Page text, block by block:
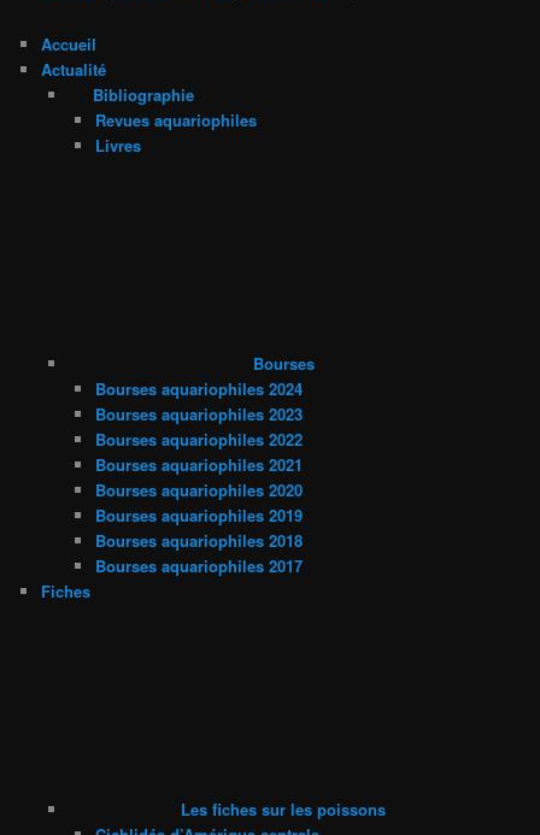
Accueil
Actualité
Bibliographie
Revues aquariophiles
Livres
Bourses
Bourses aquariophiles 2024
Bourses aquariophiles 2023
Bourses aquariophiles 2022
Bourses aquariophiles 2021
Bourses aquariophiles 2020
Bourses aquariophiles 2019
Bourses aquariophiles 2018
Bourses aquariophiles 2017
Fiches
Les fiches sur les poissons